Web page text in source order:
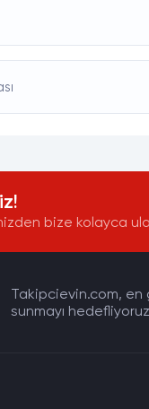
bize kolayca
Takipcievin.com,
sunmayı